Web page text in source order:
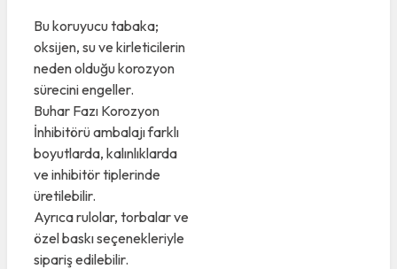
Bu koruyucu tabaka;
oksijen, su ve kirleticilerin
neden olduğu korozyon
sürecini engeller.
Buhar Fazı Korozyon
İnhibitörü ambalajı farklı
boyutlarda, kalınlıklarda
ve inhibitör tiplerinde
üretilebilir.
Ayrıca rulolar, torbalar ve
özel baskı seçenekleriyle
sipariş edilebilir.